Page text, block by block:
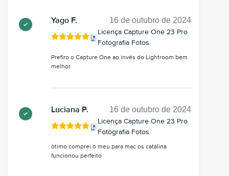
Yago F. 16 de outubro de 2024
Licença Capture One 23 Pro
Fotografia Fotos
Prefiro o Capture One ao invés do Lightroom bem
melhor
Luciana P. 16 de outubro de 2024
Licença Capture One 23 Pro
Fotografia Fotos
òtimo comprei o meu para mac os catalina
funcionou perfeito